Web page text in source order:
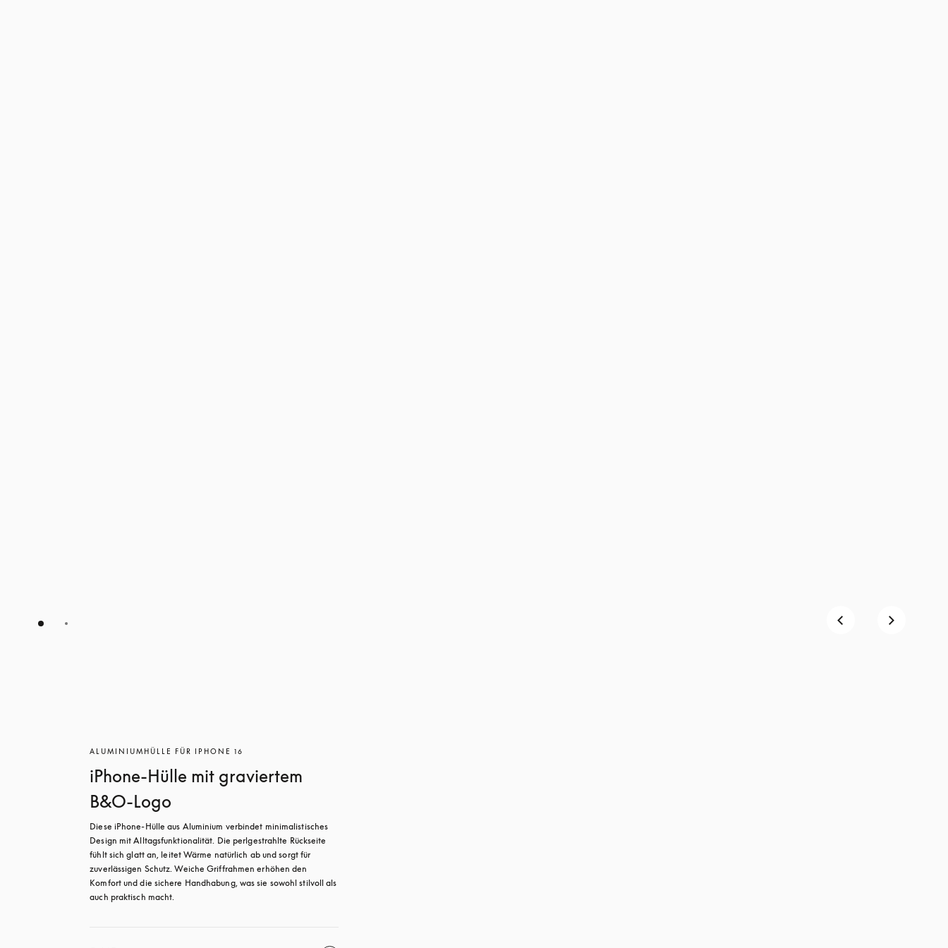
ALUMINIUMHÜLLE FÜR IPHONE 16
iPhone-Hülle mit graviertem
B&O-Logo
Diese iPhone-Hülle aus Aluminium verbindet minimalistisches
Design mit Alltagsfunktionalität. Die perlgestrahlte Rückseite
fühlt sich glatt an, leitet Wärme natürlich ab und sorgt für
zuverlässigen Schutz. Weiche Griffrahmen erhöhen den
Komfort und die sichere Handhabung, was sie sowohl stilvoll als
auch praktisch macht.